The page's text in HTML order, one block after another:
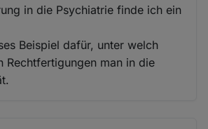
in die Psychiatrie finde ich ein
Beispiel dafür, unter welch
Rechtfertigungen man in die